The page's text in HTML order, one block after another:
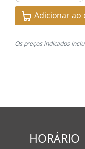
Adicionar ao
Os preços indicados
HORÁRIO